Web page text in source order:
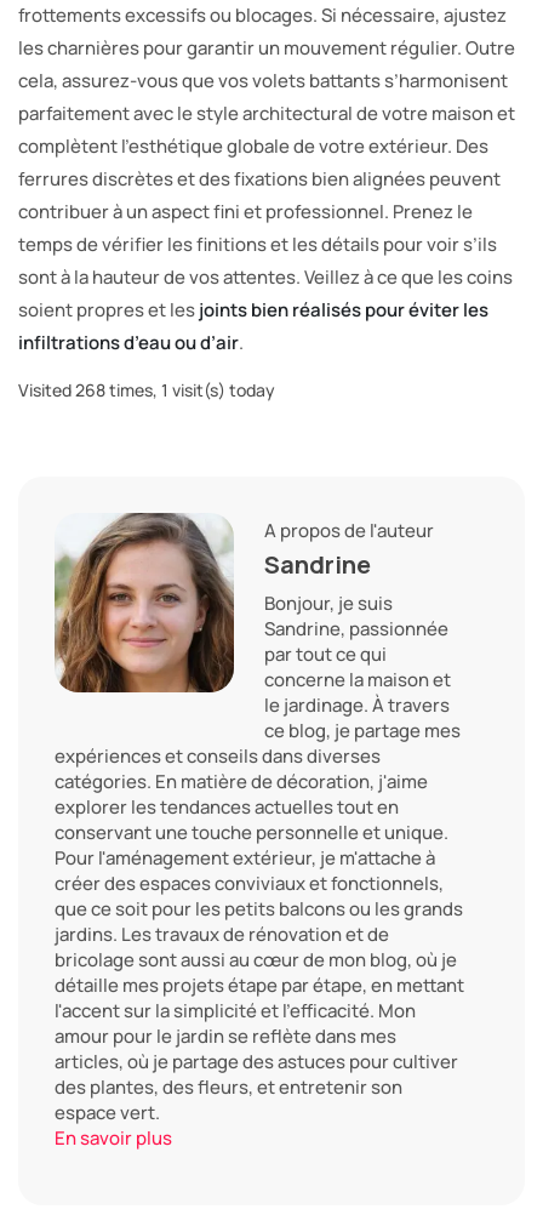
frottements excessifs ou blocages. Si nécessaire, ajustez
les charnières pour garantir un mouvement régulier. Outre
cela, assurez-vous que vos volets battants s’harmonisent
parfaitement avec le style architectural de votre maison et
complètent l’esthétique globale de votre extérieur. Des
ferrures discrètes et des fixations bien alignées peuvent
contribuer à un aspect fini et professionnel. Prenez le
temps de vérifier les finitions et les détails pour voir s’ils
sont à la hauteur de vos attentes. Veillez à ce que les coins
soient propres et lesjoints bien réalisés pour éviter les
infiltrations d’eau ou d’air.
Visited 268 times, 1 visit(s) today
A propos de l'auteur
Sandrine
Bonjour, je suis
Sandrine, passionnée
par tout ce qui
concerne la maison et
le jardinage. À travers
ce blog, je partage mes
expériences et conseils dans diverses
catégories. En matière de décoration, j'aime
explorer les tendances actuelles tout en
conservant une touche personnelle et unique.
Pour l'aménagement extérieur, je m'attache à
créer des espaces conviviaux et fonctionnels,
que ce soit pour les petits balcons ou les grands
jardins. Les travaux de rénovation et de
bricolage sont aussi au cœur de mon blog, où je
détaille mes projets étape par étape, en mettant
l'accent sur la simplicité et l'efficacité. Mon
amour pour le jardin se reflète dans mes
articles, où je partage des astuces pour cultiver
des plantes, des fleurs, et entretenir son
espace vert.
En savoir plus